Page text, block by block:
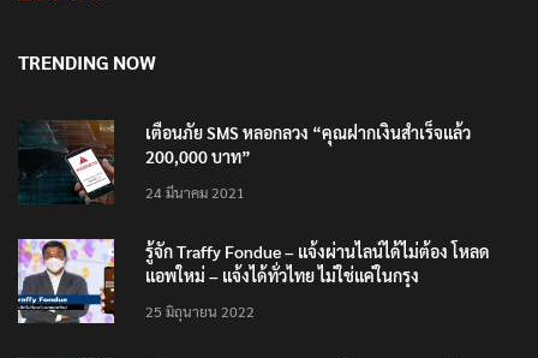
TRENDING NOW
เตือนภัย SMS หลอกลวง “คุณฝากเงินสำเร็จแล้ว
200,000 บาท”
24 มีนาคม 2021
รู้จัก Traffy Fondue – แจ้งผ่านไลน์ได้ไม่ต้อง โหลด
แอพใหม่ – แจ้งได้ทั่วไทย ไม่ใช่แค่ในกรุง
25 มิถุนายน 2022